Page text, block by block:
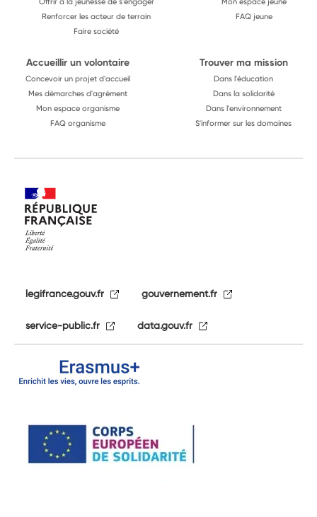
Renforcer les acteur de terrain
Faire société
FAQ jeune
Accueillir un volontaire
Concevoir un projet d'accueil
Mes démarches d'agrément
Mon espace organisme
FAQ organisme
Trouver ma mission
Dans l'éducation
Dans la solidarité
Dans l'environnement
S'informer sur les domaines
legifrance.gouv.fr gouvernement.fr
service-public.fr data.gouv.fr